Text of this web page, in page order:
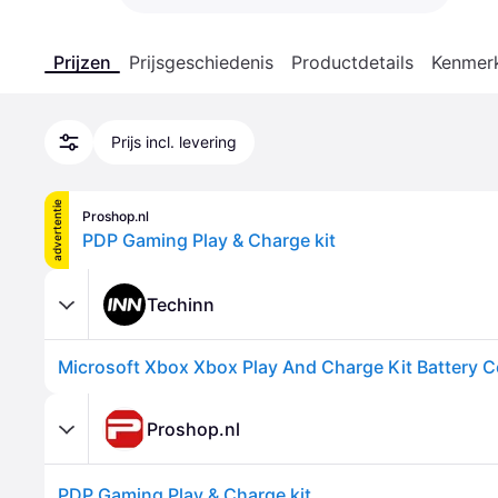
Prijzen Prijsgeschiedenis Productdetails
Prijs incl. levering
advertentie Proshop.nl
PDP Gaming Play & Charge kit
Techinn
Proshop.nl